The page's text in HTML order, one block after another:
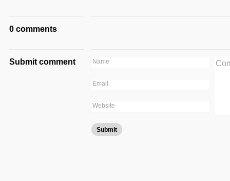
0 comments
Submit comment